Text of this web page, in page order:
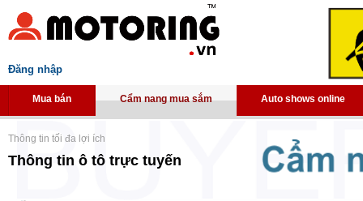
Đăng nhập
Mua bán Cẩm nang mua sắm Auto shows online
Thông tin tối đa lợi ích
Thông tin ô tô trực tuyến